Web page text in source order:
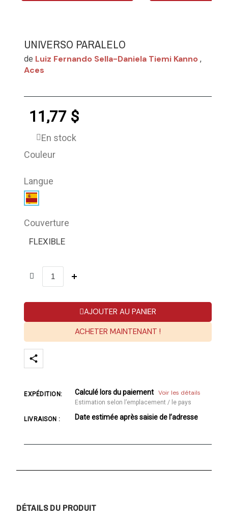
UNIVERSO PARALELO
de Luiz Fernando Sella-Daniela Tiemi Kanno ,
Aces
11,77 $
En stock
Couleur
Langue
Couverture
FLEXIBLE
AJOUTER AU PANIER
ACHETER MAINTENANT !
EXPÉDITION: Calculé lors du paiement Voir les détails
Estimation selon l’emplacement / le pays
LIVRAISON : Date estimée après saisie de l’adresse
DÉTAILS DU PRODUIT